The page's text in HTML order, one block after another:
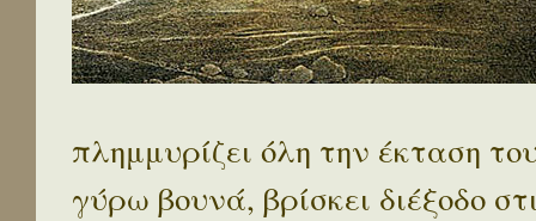
πλημμυρίζει όλη την έκταση
γύρω βουνά, βρίσκει διέξοδο